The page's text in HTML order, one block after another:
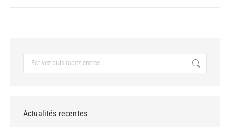
Actualités recentes